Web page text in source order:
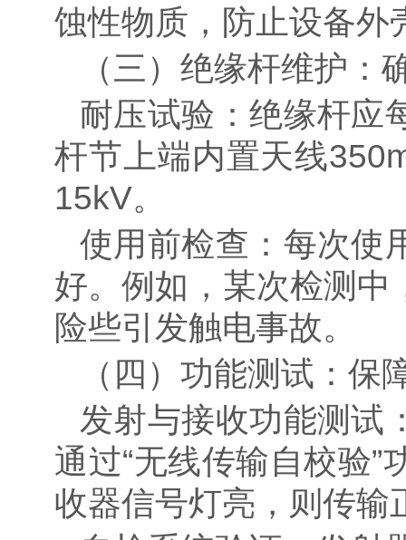
蚀性物质，防止设备外
（三）绝缘杆维护：
耐压试验：绝缘杆应
杆节上端内置天线
15kV。
使用前检查：每次使
好。例如，某次检测
险些引发触电事故。
（四）功能测试：保
发射与接收功能测试
通过“无线传输自校验”
收器信号灯亮，则传输